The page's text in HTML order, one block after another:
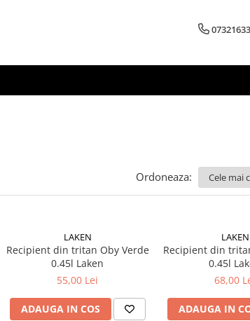
Ordoneaza:
LAKEN
Recipient din tritan Oby Verde
0.45l Laken
55,00 Lei
ADAUGA IN COS
LAKEN
Recipient din
0.45l
68,00
ADAUGA IN